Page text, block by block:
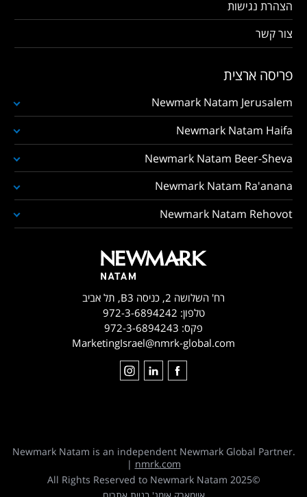
הצהרת נגישות
צור קשר
פריסה ארצית
Newmark Natam Jerusalem
Newmark Natam Haifa
Newmark Natam Beer-Sheva
Newmark Natam Ra'anana
Newmark Natam Rehovot
רח' השלושה 2, כניסה B3, תל אביב
טלפון: 972-3-6894242
פקס: 972-3-6894243
MarketingIsrael@nmrk-global.com
Newmark Natam is an independent Newmark Global Partner.
| nmrk.com
©2025 All Rights Reserved to Newmark Natam